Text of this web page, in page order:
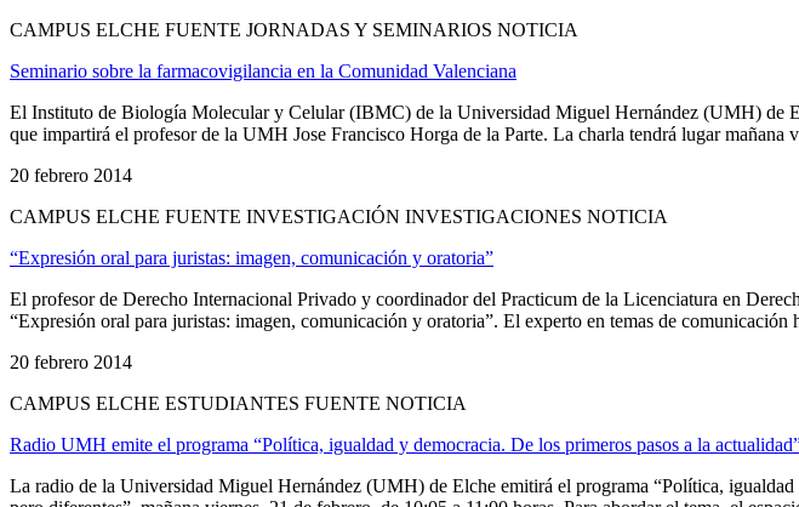
CAMPUS ELCHE FUENTE JORNADAS Y SEMINARIOS NOTICIA
Seminario sobre la farmacovigilancia en la Comunidad Valenciana
El Instituto de Biología Molecular y Celular (IBMC) de la Universidad Miguel Hernández (UMH) de
que impartirá el profesor de la UMH Jose Francisco Horga de la Parte. La charla tendrá lugar mañana
20 febrero 2014
CAMPUS ELCHE FUENTE INVESTIGACIÓN INVESTIGACIONES NOTICIA
“Expresión oral para juristas: imagen, comunicación y oratoria”
El profesor de Derecho Internacional Privado y coordinador del Practicum de la Licenciatura en
“Expresión oral para juristas: imagen, comunicación y oratoria”. El experto en temas de
20 febrero 2014
CAMPUS ELCHE ESTUDIANTES FUENTE NOTICIA
Radio UMH emite el programa “Política, igualdad y democracia. De los primeros pasos a la
La radio de la Universidad Miguel Hernández (UMH) de Elche emitirá el programa “Política,